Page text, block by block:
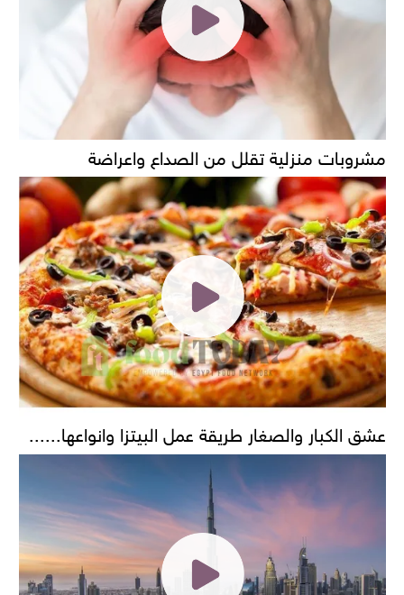
مشروبات منزلية تقلل من الصداع واعراضة
عشق الكبار والصغار طريقة عمل البيتزا وانواعها......